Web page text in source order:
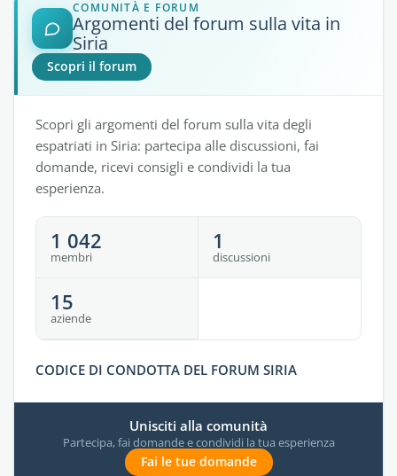
COMUNITÀ E FORUM
Argomenti del forum sulla vita in
Siria
Scopri il forum
Scopri gli argomenti del forum sulla vita degli
espatriati in Siria: partecipa alle discussioni, fai
domande, ricevi consigli e condividi la tua
esperienza.
1 042
membri
1
discussioni
15
aziende
CODICE DI CONDOTTA DEL FORUM SIRIA
Unisciti alla comunità
Partecipa, fai domande e condividi la tua esperienza
Fai le tue domande